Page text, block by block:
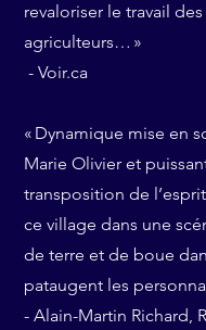
revaloriser le travail des
agriculteurs… »
- Voir.ca
« Dynamique mise en
Marie Olivier et
transposition de
ce village dans une
de terre et de boue
pataugent les
- Alain-Martin Richard,